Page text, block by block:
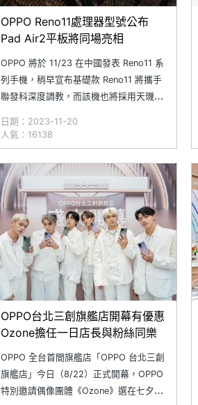
OPPO Reno11處理器型號公布
Pad Air2平板將同場亮相
OPPO 將於 11/23 在中國發表 Reno11 系
列手機，稍早宣布基礎款 Reno11 將攜手
聯發科深度調教，而該機也將採用天璣
Snapdragon 8+ Gen 1（3.2GHz），並非
選用 Reno10 Pro+ 的
日期：2023-11-20
人氣：16138
OPPO台北三創旗艦店開幕有優惠
Ozone擔任一日店長與粉絲同樂
OPPO 全台首間旗艦店「OPPO 台北三創
旗艦店」今日（8/22）正式開幕，OPPO
特別邀請偶像團體《Ozone》選在七夕情